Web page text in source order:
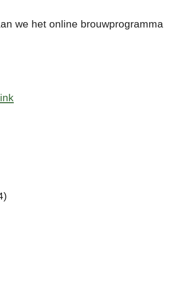
we het online brouwprogramma